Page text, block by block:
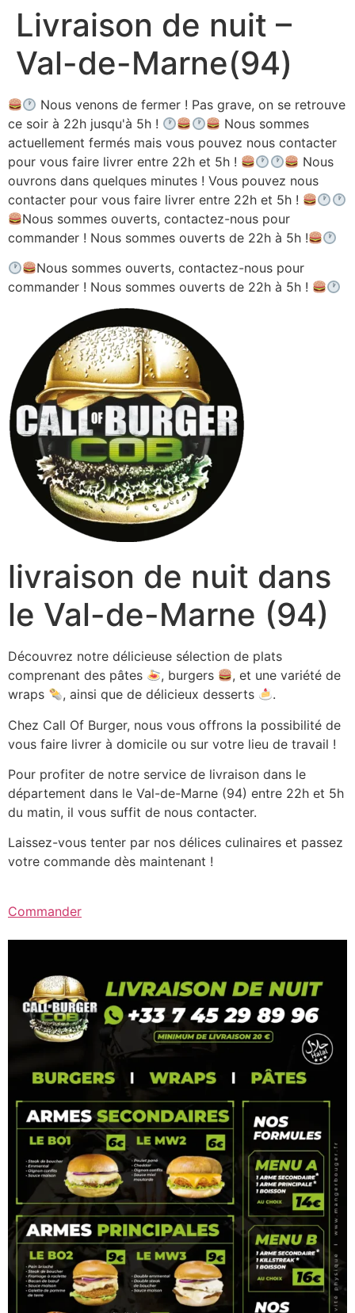
Aller
contenu
Livraison de nuit –
Val-de-Marne(94)
Nous venons de fermer ! Pas grave, on se retrouve
ce soir à 22h jusqu'à 5h !
Nous sommes
actuellement fermés mais vous pouvez nous contacter
pour vous faire livrer entre 22h et 5h !
Nous
ouvrons dans quelques minutes ! Vous pouvez nous
contacter pour vous faire livrer entre 22h et 5h !
Nous sommes ouverts, contactez-nous pour
commander ! Nous sommes ouverts de 22h à 5h !
Nous sommes ouverts, contactez-nous pour
commander ! Nous sommes ouverts de 22h à 5h !
livraison de nuit dans
le Val-de-Marne (94)
Découvrez notre délicieuse sélection de plats
comprenant des pâtes
, burgers
, et une variété de
wraps
, ainsi que de délicieux desserts
.
Chez Call Of Burger, nous vous offrons la possibilité de
vous faire livrer à domicile ou sur votre lieu de travail !
Pour profiter de notre service de livraison dans le
département dans le Val-de-Marne (94) entre 22h et 5h
du matin, il vous suffit de nous contacter.
Laissez-vous tenter par nos délices culinaires et passez
votre commande dès maintenant !
Commander